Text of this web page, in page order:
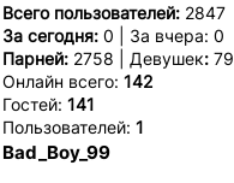
Всего пользователей: 2847
За сегодня: 0 | За вчера: 0
Парней: 2758 | Девушек: 79
Онлайн всего: 142
Гостей: 141
Пользователей: 1
Bad_Boy_99